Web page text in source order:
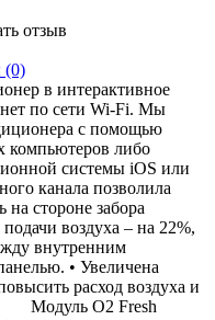
отзыв
(0)
в интерактивное
по сети Wi-Fi. Мы
с помощью
компьютеров либо
системы iOS или
канала позволила
стороне забора
воздуха – на 22%,
внутренним
• Увеличена
расход воздуха и
Модуль O2 Fresh